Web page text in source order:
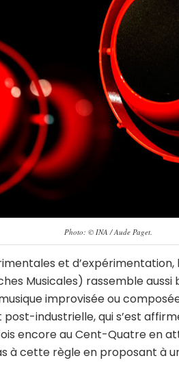
Photo: © INA / Aude Paget.
et d’expérimentation,
Musicales) rassemble
improvisée ou
post-industrielle, qui s’est
encore au Cent-Quatre en
à cette règle en proposant à